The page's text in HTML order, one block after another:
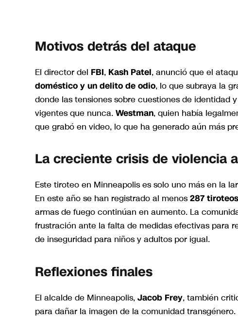
Motivos detrás del ataque
El director del FBI, Kash Patel, anunció que el
doméstico y un delito de odio, lo que subraya la
donde las tensiones sobre cuestiones de identidad
vigentes que nunca. Westman, quien había
que grabó en video, lo que ha generado aún más
La creciente crisis de violencia
Este tiroteo en Minneapolis es solo uno más en la
En este año se han registrado al menos287
armas de fuego continúan en aumento. La
frustración ante la falta de medidas efectivas para
de inseguridad para niños y adultos por igual.
Reflexiones finales
El alcalde de Minneapolis, Jacob Frey, también
para dañar la imagen de la comunidad